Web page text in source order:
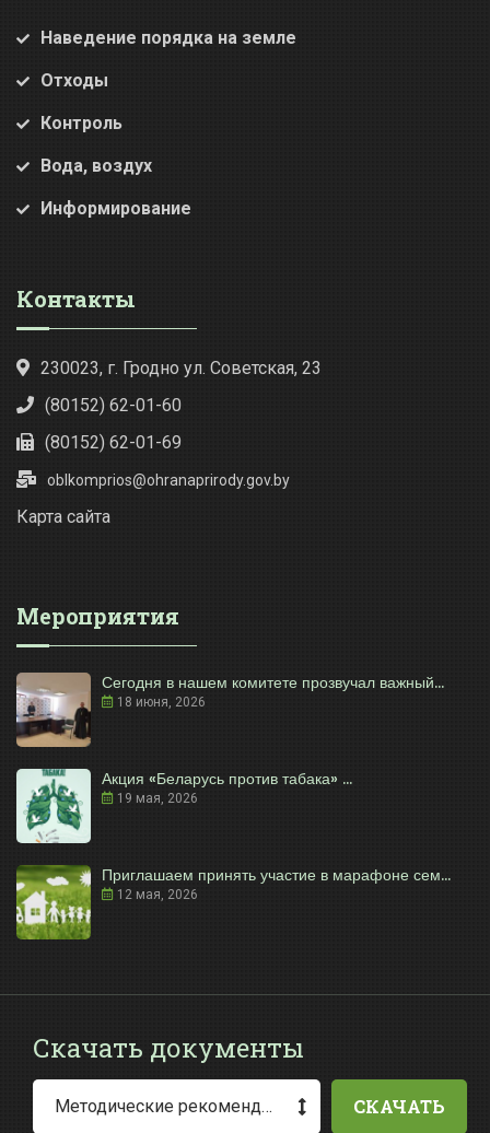
Наведение порядка на земле
Отходы
Контроль
Вода, воздух
Информирование
Контакты
230023, г. Гродно ул. Советская, 23
(80152) 62-01-60
(80152) 62-01-69
oblkomprios@ohranaprirody.gov.by
Карта сайта
Мероприятия
Сегодня в нашем комитете прозвучал важный...
18 июня, 2026
Акция «Беларусь против табака» ...
19 мая, 2026
Приглашаем принять участие в марафоне сем...
12 мая, 2026
Скачать документы
Методические рекомендации по заполнению заявления о выдаче разрешения на специальное водопользование СКАЧАТЬ